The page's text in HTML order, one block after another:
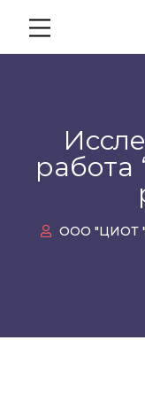
работа
ООО "ЦИОТ